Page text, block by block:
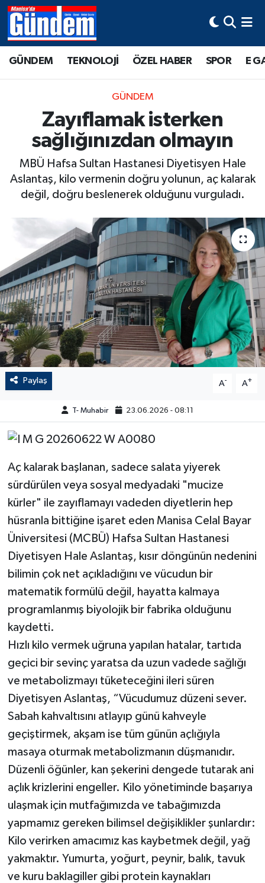
GÜNDEM TEKNOLOJİ ÖZEL HABER SPOR E
GÜNDEM
Zayıflamak isterken
sağlığınızdan olmayın
MBÜ Hafsa Sultan Hastanesi Diyetisyen Hale
Aslantaş, kilo vermenin doğru yolunun, aç kalarak
değil, doğru beslenerek olduğunu vurguladı.
Paylaş A- A+
T- Muhabir 23.06.2026 - 08:11
Aç kalarak başlanan, sadece salata yiyerek
sürdürülen veya sosyal medyadaki "mucize
kürler" ile zayıflamayı vadeden diyetlerin hep
hüsranla bittiğine işaret eden Manisa Celal Bayar
Üniversitesi (MCBÜ) Hafsa Sultan Hastanesi
Diyetisyen Hale Aslantaş, kısır döngünün nedenini
bilimin çok net açıkladığını ve vücudun bir
matematik formülü değil, hayatta kalmaya
programlanmış biyolojik bir fabrika olduğunu
kaydetti.
Hızlı kilo vermek uğruna yapılan hatalar, tartıda
geçici bir sevinç yaratsa da uzun vadede sağlığı
ve metabolizmayı tüketeceğini ileri süren
Diyetisyen Aslantaş, “Vücudumuz düzeni sever.
Sabah kahvaltısını atlayıp günü kahveyle
geçiştirmek, akşam ise tüm günün açlığıyla
masaya oturmak metabolizmanın düşmanıdır.
Düzenli öğünler, kan şekerini dengede tutarak ani
açlık krizlerini engeller. Kilo yönetiminde başarıya
ulaşmak için mutfağımızda ve tabağımızda
yapmamız gereken bilimsel değişiklikler şunlardır:
Kilo verirken amacımız kas kaybetmek değil, yağ
yakmaktır. Yumurta, yoğurt, peynir, balık, tavuk
ve kuru baklagiller gibi protein kaynakları
Manisa Hava Durumu
Tüm Manşetler
Son Dakika Haberleri
Haber Arşivi